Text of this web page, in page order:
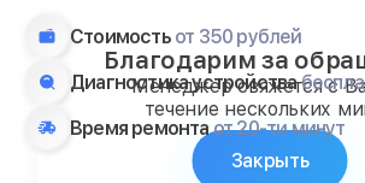
Стоимость от 350 рублей
Диагностика устройства
Время ремонтаот 20-ти минут
Благодарим за
Менеджер свяжется с
течение нескольких
Закрыть